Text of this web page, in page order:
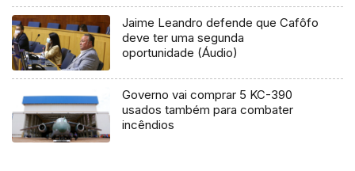
Jaime Leandro defende que Cafôfo
deve ter uma segunda
oportunidade (Áudio)
Governo vai comprar 5 KC-390
usados também para combater
incêndios